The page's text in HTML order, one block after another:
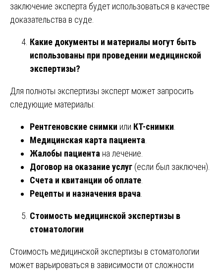
заключение эксперта будет использоваться в качестве
доказательства в суде.
Какие документы и материалы могут быть
использованы при проведении медицинской
экспертизы?
Для полноты экспертизы эксперт может запросить
следующие материалы:
Рентгеновские снимки или КТ-снимки
Медицинская карта пациента
Жалобы пациента на лечение.
Договор на оказание услуг (если был заключен).
Счета и квитанции об оплате
Рецепты и назначения врача
Стоимость медицинской экспертизы в
стоматологии
Стоимость медицинской экспертизы в стоматологии
может варьироваться в зависимости от сложности